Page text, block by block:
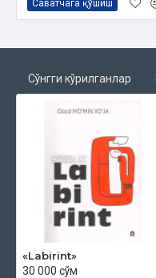
Саватчага қўшиш
Сўнгги кўрилганлар
«Labirint»
30 000 сўм